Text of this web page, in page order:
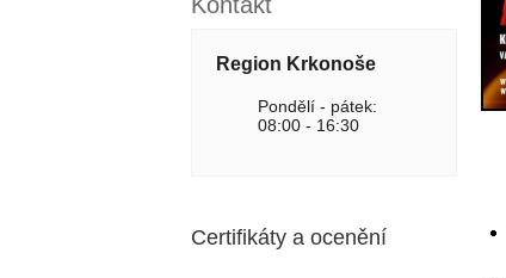
Kontakt
Region Krkonoše
Pondělí - pátek:
08:00 - 16:30
Certifikáty a ocenění